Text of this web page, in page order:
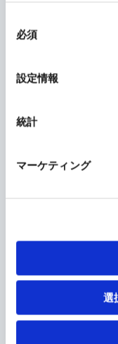
の必須
設定情報
統計
マーケティング
選
ポリオキ
性
ポリオキシン複合
供試薬剤